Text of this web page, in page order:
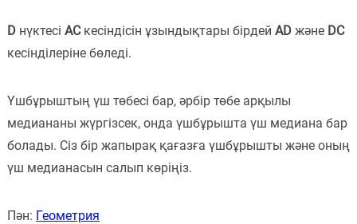
Dнүктесі ACкесіндісін ұзындықтары бірдей ADжәне DC
кесінділеріне бөледі.
Үшбұрыштың үш төбесі бар, әрбір төбе арқылы
медиананы жүргізсек, онда үшбұрышта үш медиана бар
болады. Сіз бір жапырақ қағазға үшбұрышты және оның
үш медианасын салып көріңіз.
Пән: Геометрия